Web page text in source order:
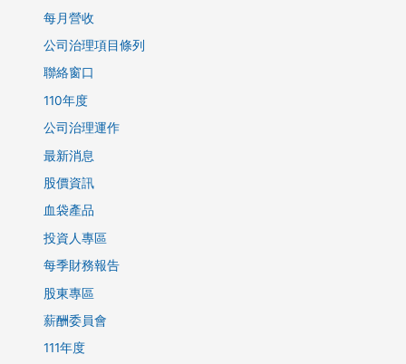
每月營收
公司治理項目條列
聯絡窗口
110年度
公司治理運作
最新消息
股價資訊
血袋產品
投資人專區
每季財務報告
股東專區
薪酬委員會
111年度